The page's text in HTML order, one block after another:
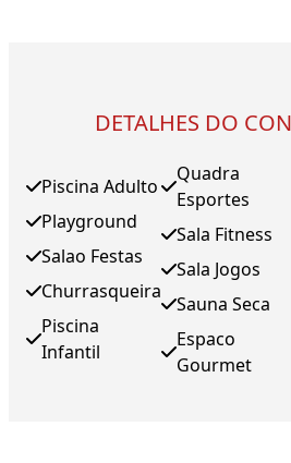
DETALHES DO
Piscina Adulto
Playground
Salao Festas
Churrasqueira
Piscina
Infantil
Quadra
Esportes
Sala Fitness
Sala Jogos
Sauna Seca
Espaco
Gourmet